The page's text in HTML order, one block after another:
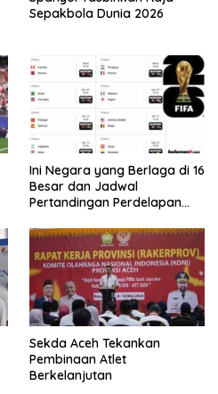
Sepakbola Dunia 2026
Ini Negara yang Berlaga di 16
Besar dan Jadwal
Pertandingan Perdelapan
Sekda Aceh Tekankan
Pembinaan Atlet
Berkelanjutan